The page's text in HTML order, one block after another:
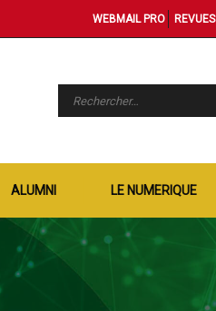
WEBMAIL PRO REVUES
ALUMNI LE NUMERIQUE